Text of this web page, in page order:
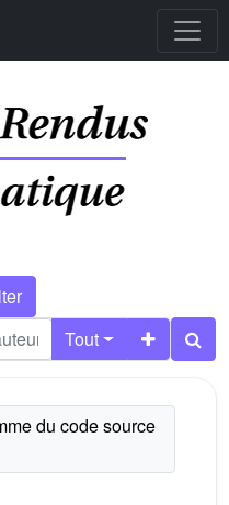
Tout